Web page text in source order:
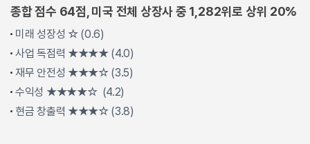
종합 점수 64점, 미국 전체 상장사 중 1,282위로 상위 20%
미래 성장성 ☆ (0.6)
사업 독점력 ★★★★ (4.0)
재무 안전성 ★★★☆ (3.5)
수익성 ★★★★☆ (4.2)
현금 창출력 ★★★☆ (3.8)